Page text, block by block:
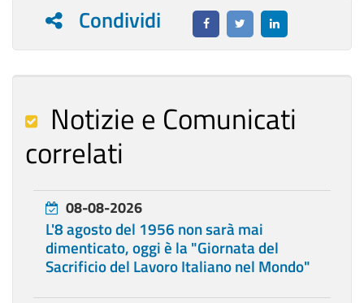
Condividi
Notizie e Comunicati
correlati
08-08-2026
L'8 agosto del 1956 non sarà mai
dimenticato, oggi è la "Giornata del
Sacrificio del Lavoro Italiano nel Mondo"